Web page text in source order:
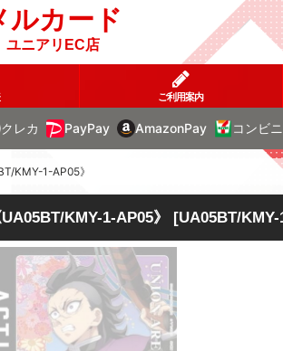
ルカード
ユニアリEC店
ご利用案内
クレカ PayPay AmazonPay コンビニ
KMY-1-AP05》
KMY-1-AP05》 [UA05BT/